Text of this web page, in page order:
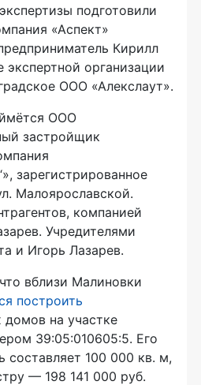
подготовили
«Аспект»
Кирилл
экспертной организации
ООО «Алекслаут».
ООО
застройщик
зарегистрированное
Малоярославской.
компанией
Учредителями
и Игорь Лазарев.
вблизи Малиновки
построить
на участке
39:05:010605:5. Его
составляет 100 000 кв. м,
— 198 141 000 руб.